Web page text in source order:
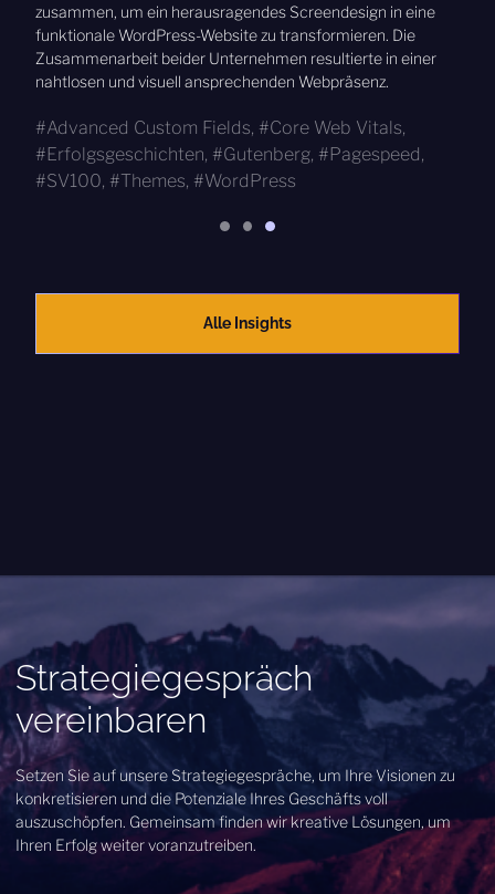
zusammen, um ein herausragendes Screendesign in eine
funktionale WordPress-Website zu transformieren. Die
Zusammenarbeit beider Unternehmen resultierte in einer
nahtlosen und visuell ansprechenden Webpräsenz.
Advanced Custom Fields, Core Web Vitals,
Erfolgsgeschichten, Gutenberg, Pagespeed,
SV100, Themes, WordPress
Alle Insights
Strategiegespräch
vereinbaren
Setzen Sie auf unsere Strategiegespräche, um Ihre Visionen zu
konkretisieren und die Potenziale Ihres Geschäfts voll
auszuschöpfen. Gemeinsam finden wir kreative Lösungen, um
Ihren Erfolg weiter voranzutreiben.